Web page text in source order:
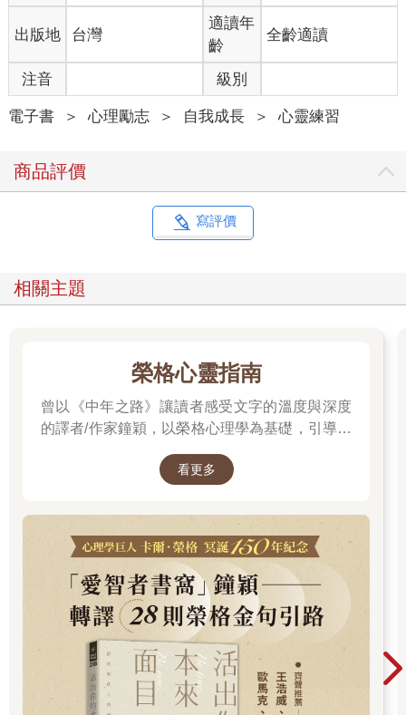
現在的你，等同於已經找到了讓未來人生比現在更幸福的那把鑰
匙，像這樣透過潛意識的相遇，一定會為你帶來所需的資訊或啟
這個時代，我感到潛意識被具體化的速度確實變得更快了。
潛意識會立即成為現實。
會改變的。
相信這本書在從今以後的每一刻，都會成為你邁向幸福的指引。
透過我的文字、薩滿的教誨，收下這份關於幸福生活的智慧吧！
出版地 台灣
適讀年
齡
全齡適讀
注音 級別
電子書 ＞ 心理勵志 ＞ 自我成長 ＞ 心靈練習
商品評價
寫評價
相關主題
榮格心靈指南
曾以《中年之路》讓讀者感受文字的溫度與深度
的譯者/作家鐘穎，以榮格心理學為基礎，引導你
間，你是否忘了真正的自己？文字溫柔卻不逃避
的自己……想知道如何開始這段心靈旅程嗎？
看更多